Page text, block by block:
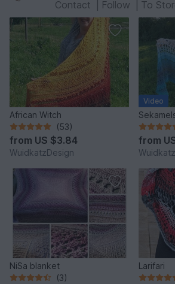
Contact Follow To
African Witch
(53)
from US $3.84
WuidkatzDesign
Video
from
NiSa blanket
(3)
Larifari